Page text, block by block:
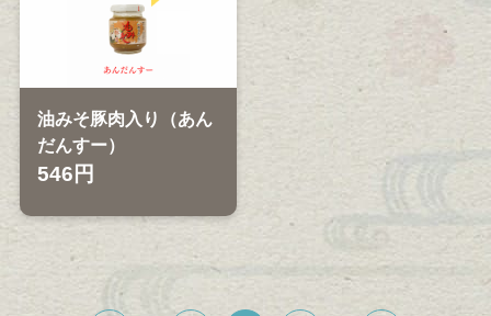
油みそ豚肉入り（あん
だんすー）
546円